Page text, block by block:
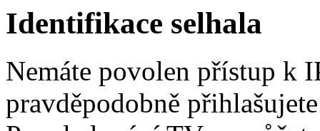
Identifikace selhala
Nemáte povolen přístup k
pravděpodobně